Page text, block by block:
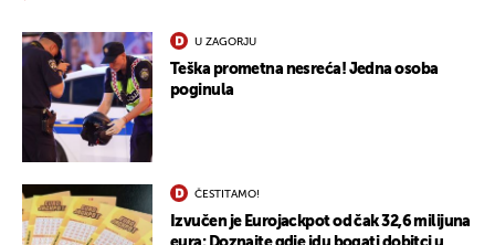
U ZAGORJU
Teška prometna nesreća! Jedna osoba
poginula
ČESTITAMO!
Izvučen je Eurojackpot od čak 32,6 milijuna